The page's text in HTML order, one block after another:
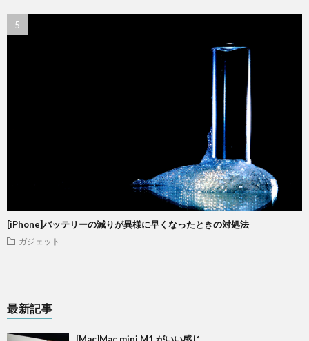
[iPhone]バッテリーの減りが異様に早くなったときの対処法
ガジェット
最新記事